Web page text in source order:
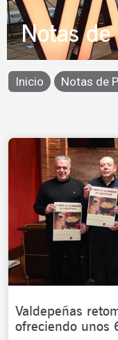
Notas de
Inicio Notas de
Valdepeñas
ofreciendo unos